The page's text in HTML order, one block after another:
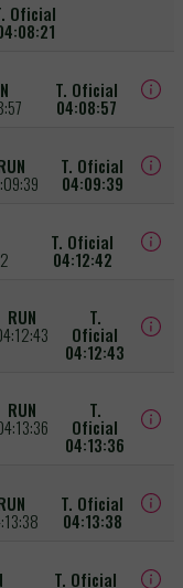
Oficial
T. Oficial
04:08:57
T. Oficial
04:09:39
T. Oficial
04:12:42
RUN T.
Oficial
04:12:43
RUN T.
Oficial
04:13:36
T. Oficial
04:13:38
T. Oficial